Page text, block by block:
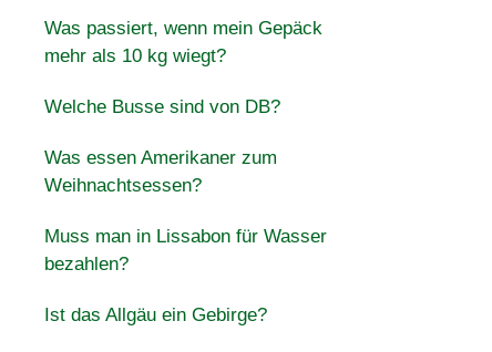
Was passiert, wenn mein Gepäck
mehr als 10 kg wiegt?
Welche Busse sind von DB?
Was essen Amerikaner zum
Weihnachtsessen?
Muss man in Lissabon für Wasser
bezahlen?
Ist das Allgäu ein Gebirge?